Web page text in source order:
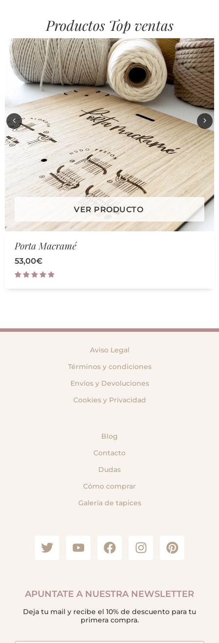
Productos Top ventas
VER PRODUCTO
Porta Macramé
53,00€
Aviso Legal
Términos y condiciones
Envíos y Devoluciones
Cookies y Privacidad
Blog
Contacto
Dudas
Cómo comprar
Galería de tapices
APUNTATE A NUESTRA NEWSLETTER
Deja tu mail y recibe el 10% de descuento para tu
primera compra.